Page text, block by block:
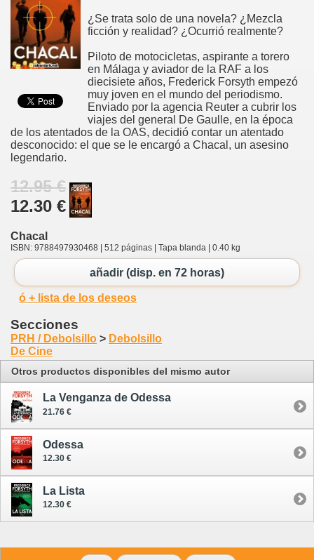
¿Se trata solo de una novela? ¿Mezcla
ficción y realidad? ¿Ocurrió realmente?
Piloto de motocicletas, aspirante a torero
en Málaga y aviador de la RAF a los
diecisiete años, Frederick Forsyth empezó
muy joven en el mundo del periodismo.
Enviado por la agencia Reuter a cubrir los
viajes del general De Gaulle, en la época
de los atentados de la OAS, decidió contar un atentado
desconocido: el que se le encargó a Chacal, un asesino
legendario.
12.95 €
12.30 €
Chacal
ISBN: 9788497930468 | 512 páginas | Tapa blanda | 0.40 kg
añadir (disp. en 72 horas)
ó + lista de los deseos
Secciones
PRH / Debolsillo > Debolsillo
De Cine
Otros productos disponibles del mismo autor
La Venganza de Odessa
21.76 €
Odessa
12.30 €
La Lista
12.30 €